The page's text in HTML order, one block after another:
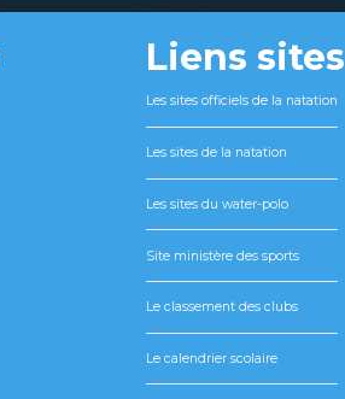
Liens sites
Les sites officiels de la natation
Les sites de la natation
Les sites du water-polo
Site ministère des sports
Le classement des clubs
Le calendrier scolaire